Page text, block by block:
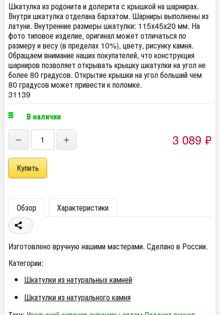
Шкатулка из родонита и долерита с крышкой на шарнирах.
Внутри шкатулка отделана бархатом. Шарниры выполнены из
латуни. Внутренние размеры шкатулки: 115х45х20 мм. На
фото типовое изделие, оригинал может отличаться по
размеру и весу (в пределах 10%), цвету, рисунку камня.
Обращаем внимание наших покупателей, что конструкция
шарниров позволяет открывать крышку шкатулки на угол не
более 80 градусов. Открытие крышки на угол больший чем
80 градусов может привести к поломке.
31139
В наличии
− + 3 089 ₽
Обзор Характеристики
Изготовлено вручную нашими мастерами. Сделано в России.
Категории:
Шкатулки из натуральных камней
Шкатулки из натурального камня